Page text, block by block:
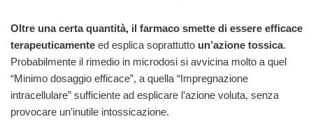
Oltre una certa quantità, il farmaco smette di essere efficace
terapeuticamente ed esplica soprattutto un’azione tossica.
Probabilmente il rimedio in microdosi si avvicina molto a quel
“Minimo dosaggio efficace”, a quella “Impregnazione
intracellulare” sufficiente ad esplicare l’azione voluta, senza
provocare un’inutile intossicazione.